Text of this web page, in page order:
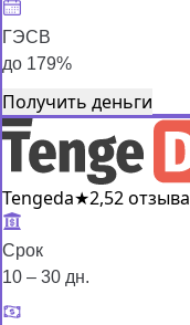
ГЭСВ
до 179%
Получить деньги
Tengeda★2,52 отзыва
Срок
10 – 30 дн.